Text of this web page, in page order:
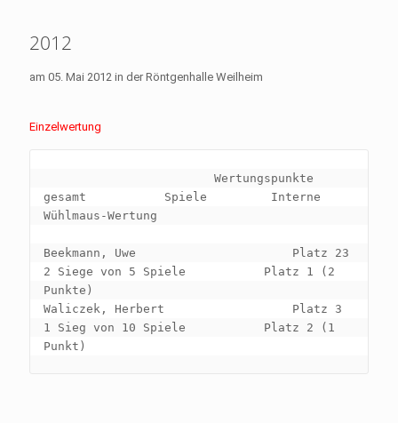
2012
am 05. Mai 2012 in der Röntgenhalle Weilheim
Einzelwertung
gesamt           Spiele         Interne
Wühlmaus-Wertung
Beekmann, Uwe                      Platz 23
2 Siege von 5 Spiele           Platz 1 (2
Punkte)
Waliczek, Herbert                  Platz 3
1 Sieg von 10 Spiele           Platz 2 (1